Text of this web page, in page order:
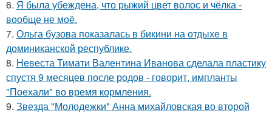
6. Я была убеждена, что рыжий цвет волос и чёлка -
вообще не моё.
7. Ольга бузова показалась в бикини на отдыхе в
доминиканской республике.
8. Невеста Тимати Валентина Иванова сделала пластику
спустя 9 месяцев после родов - говорит, импланты
"Поехали" во время кормления.
9. Звезда "Молодежки" Анна михайловская во второй